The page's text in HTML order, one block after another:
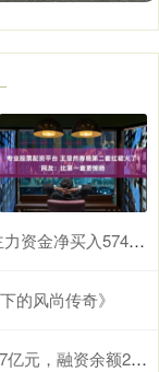
净买入5749.06万元
的风尚传奇》
融资余额21.62亿元